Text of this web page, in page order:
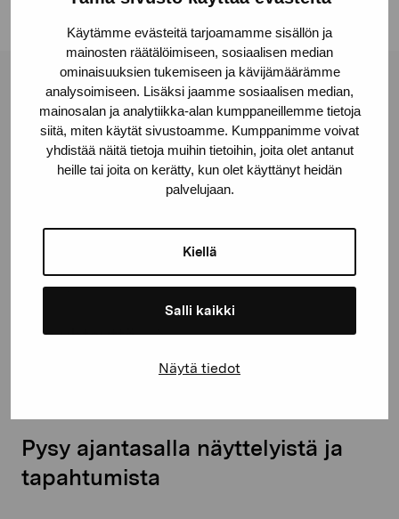
Käytämme evästeitä tarjoamamme sisällön ja
mainosten räätälöimiseen, sosiaalisen median
ominaisuuksien tukemiseen ja kävijämäärämme
analysoimiseen. Lisäksi jaamme sosiaalisen median,
mainosalan ja analytiikka-alan kumppaneillemme tietoja
siitä, miten käytät sivustoamme. Kumppanimme voivat
yhdistää näitä tietoja muihin tietoihin, joita olet antanut
heille tai joita on kerätty, kun olet käyttänyt heidän
palvelujaan.
Kiellä
Salli kaikki
Näytä tiedot
Pro Artibus -säätiö
Kustaa Vaasan katu 11
10600 Tammisaari
proartibus@proartibus.fi
+358 (0)50 371 6339
Ota yhteyttä
Pysy ajantasalla näyttelyistä ja
tapahtumista